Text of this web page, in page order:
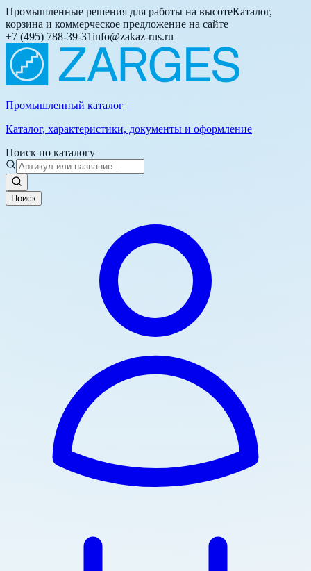
Промышленные решения для работы на высотеКаталог,
корзина и коммерческое предложение на сайте
+7 (495) 788-39-31info@zakaz-rus.ru
Промышленный каталог
Каталог, характеристики, документы и оформление
Поиск по каталогу
Поиск